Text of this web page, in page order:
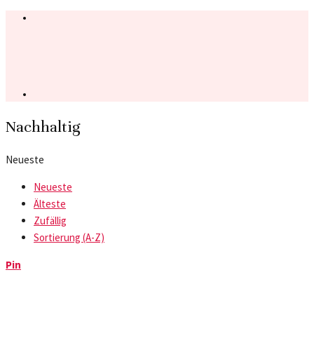
Nachhaltig
Neueste
Neueste
Älteste
Zufällig
Sortierung (A-Z)
Pin